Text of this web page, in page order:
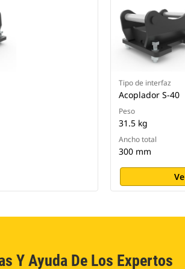
Tipo de interfaz
Acoplador S-40
Peso
31.5 kg
Ancho total
300 mm
Y Ayuda De Los Expertos